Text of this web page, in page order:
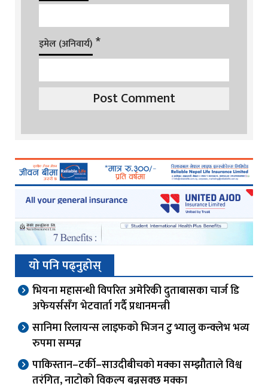
इमेल (अनिवार्य) *
यो पनि पढ्नुहोस्
भियना महासन्धी विपरित अमेरिकी दुताबासका चार्ज डि
अफेयर्ससँग भेटवार्ता गर्दै प्रधानमन्त्री
सानिमा रिलायन्स लाइफको भिजन टु भ्यालु कन्क्लेभ भव्य
रुपमा सम्पन्न
पाकिस्तान–टर्की–साउदीबीचको मक्का सम्झौताले विश्व
तरंगित, नाटोको विकल्प बन्नसक्छ मक्का